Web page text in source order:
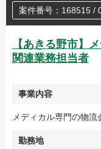
案件番号：168515 /
【あきる野市】
関連業務担当者
事業内容
メディカル専門の物流
勤務地